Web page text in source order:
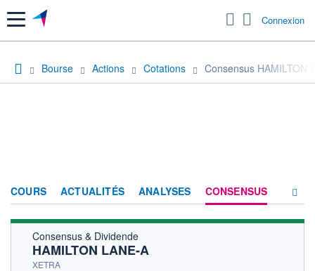
Menu Connexion
Bourse Actions Cotations Consensus HAMILTON
COURS ACTUALITÉS ANALYSES CONSENSUS
Consensus & Dividende
HAMILTON LANE-A
XETRA